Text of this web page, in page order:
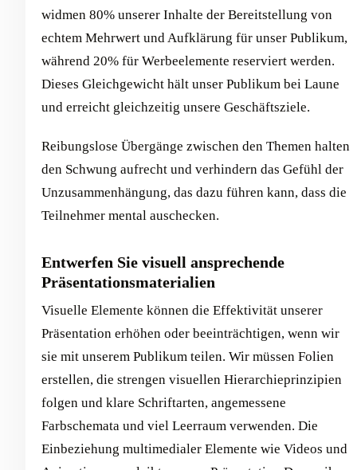
widmen 80% unserer Inhalte der Bereitstellung von
echtem Mehrwert und Aufklärung für unser Publikum,
während 20% für Werbeelemente reserviert werden.
Dieses Gleichgewicht hält unser Publikum bei Laune
und erreicht gleichzeitig unsere Geschäftsziele.
Reibungslose Übergänge zwischen den Themen halten
den Schwung aufrecht und verhindern das Gefühl der
Unzusammenhängung, das dazu führen kann, dass die
Teilnehmer mental auschecken.
Entwerfen Sie visuell ansprechende
Präsentationsmaterialien
Visuelle Elemente können die Effektivität unserer
Präsentation erhöhen oder beeinträchtigen, wenn wir
sie mit unserem Publikum teilen. Wir müssen Folien
erstellen, die strengen visuellen Hierarchieprinzipien
folgen und klare Schriftarten, angemessene
Farbschemata und viel Leerraum verwenden. Die
Einbeziehung multimedialer Elemente wie Videos und